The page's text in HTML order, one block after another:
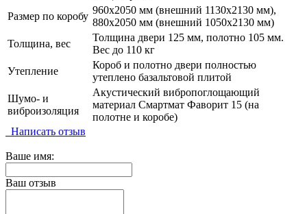
Размер по коробу
960х2050 мм (внешний 1130х2130 мм),
880х2050 мм (внешний 1050х2130 мм)
Толщина, вес
Толщина двери 125 мм, полотно 105 мм.
Вес до 110 кг
Утепление
Короб и полотно двери полностью
утеплено базальтовой плитой
Шумо- и
виброизоляция
Акустический вибропоглощающий
материал Смартмат Фаворит 15 (на
полотне и коробе)
Написать отзыв
Ваше имя:
Ваш отзыв